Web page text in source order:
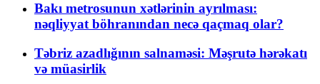
Bakı metrosunun xətlərinin ayrılması:
nəqliyyat böhranından necə qaçmaq olar?
Təbriz azadlığının salnaməsi: Məşrutə hərəkatı
və müasirlik